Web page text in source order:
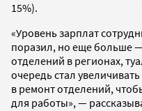
15%).
«Уровень зарплат
поразил, но еще больше
отделений в регионах,
очередь стал
в ремонт отделений,
для работы», —